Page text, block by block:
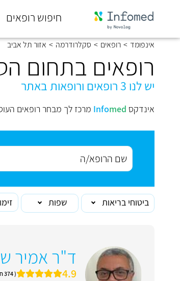
חיפוש רופאים
סוף
התפריט
אינפומד > רופאים > סקלרודרמה > אזור תל אביב
רופאים בתחום
יש לנו 3 רופאים ורופאות באתר
אינדקס Infomed מרכז לך מבחר רופאים
ביטוחי בריאות שפות
ד"ר אמיר
4.9 ( 374 חוות דעת )